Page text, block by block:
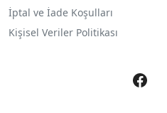
İptal ve İade Koşulları
Kişisel Veriler Politikası